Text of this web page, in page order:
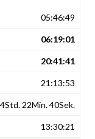
05:46:49
06:19:01
20:41:41
21:13:53
22Min. 40Sek.
13:30:21